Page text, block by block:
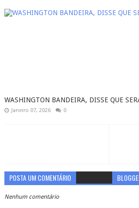
WASHINGTON BANDEIRA, DISSE QUE
Janeiro 07, 2026 0
POSTA UM COMENTÁRIO
Nenhum comentário